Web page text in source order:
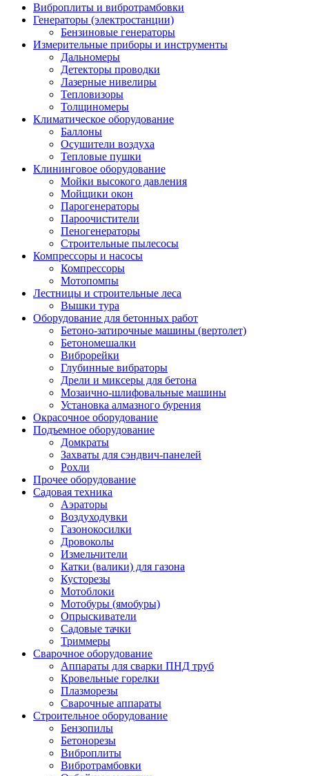
Виброплиты и вибротрамбовки
Генераторы (электростанции)
Бензиновые генераторы
Измерительные приборы и инструменты
Дальномеры
Детекторы проводки
Лазерные нивелиры
Тепловизоры
Толщиномеры
Климатическое оборудование
Баллоны
Осушители воздуха
Тепловые пушки
Клининговое оборудование
Мойки высокого давления
Мойщики окон
Парогенераторы
Пароочистители
Пеногенераторы
Строительные пылесосы
Компрессоры и насосы
Компрессоры
Мотопомпы
Лестницы и строительные леса
Вышки тура
Оборудование для бетонных работ
Бетоно-затирочные машины (вертолет)
Бетономешалки
Виброрейки
Глубинные вибраторы
Дрели и миксеры для бетона
Мозаично-шлифовальные машины
Установка алмазного бурения
Окрасочное оборудование
Подъемное оборудование
Домкраты
Захваты для сэндвич-панелей
Рохли
Прочее оборудование
Садовая техника
Аэраторы
Воздуходувки
Газонокосилки
Дровоколы
Измельчители
Катки (валики) для газона
Кусторезы
Мотоблоки
Мотобуры (ямобуры)
Опрыскиватели
Садовые тачки
Триммеры
Сварочное оборудование
Аппараты для сварки ПНД труб
Кровельные горелки
Плазморезы
Сварочные аппараты
Строительное оборудование
Бензопилы
Бетонорезы
Виброплиты
Вибротрамбовки